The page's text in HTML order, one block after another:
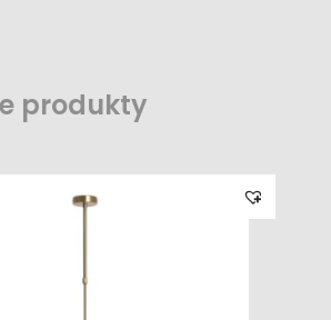
produkty